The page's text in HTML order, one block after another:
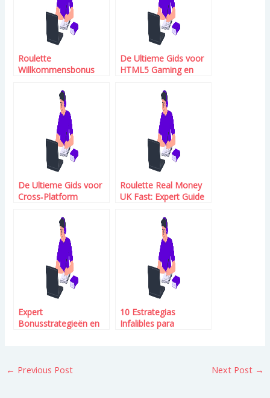
Roulette
Willkommensbonus
wissen müssen
De Ultieme Gids voor
HTML5 Gaming en
Kokobet Casino
De Ultieme Gids voor
Cross‑Platform
Ervaringen op SkyHills
Roulette Real Money
UK Fast: Expert Guide
Expert
Bonusstrategieën en
10 Estrategias
Infalibles para
← Previous Post Next Post →